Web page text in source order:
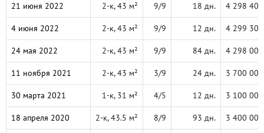
21 июня 2022 2-к, 43 м² 9/9 18 дн. 4 298 400
4 июня 2022 2-к, 43 м² 9/9 12 дн. 4 299 300
24 мая 2022 2-к, 43 м² 9/9 84 дн. 4 298 000
11 ноября 2021 2-к, 43 м² 3/9 24 дн. 3 700 000
30 марта 2021 1-к, 31 м² 4/5 12 дн. 3 100 000
18 апреля 2020 2-к, 43.5 м² 8/9 93 дн. 3 400 000